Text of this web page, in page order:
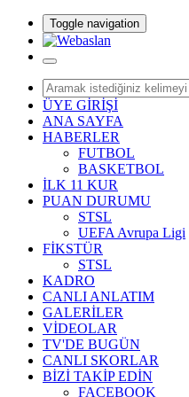
Toggle navigation
ÜYE GİRİŞİ
ANA SAYFA
HABERLER
FUTBOL
BASKETBOL
İLK 11 KUR
PUAN DURUMU
STSL
UEFA Avrupa Ligi
FİKSTÜR
STSL
KADRO
CANLI ANLATIM
GALERİLER
VİDEOLAR
TV'DE BUGÜN
CANLI SKORLAR
BİZİ TAKİP EDİN
FACEBOOK